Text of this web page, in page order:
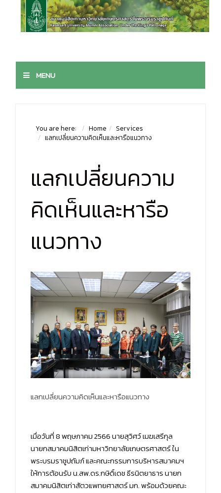
MENU
You are here: Home
Services
แลกเปลี่ยนความคิดเห็นและหารือแนวทาง
แลกเปลี่ยนความ
คิดเห็นและหารือ
แนวทาง
แลกเปลี่ยนความคิดเห็นและหารือแนวทาง
เมื่อวันที่ 8 พฤษภาคม 2566 นายสุวิศว์ เมฆเสรีกุล
นายกสมาคมนิสิตเก่ามหาวิทยาลัยเกษตรศาสตร์ ใน
พระบรมราชูปถัมภ์ และคณะกรรมการบริหารสมาคมฯ
ให้การต้อนรับ น.สพ.ดร.กษิดิ์เดช ธีรนิตยาธาร นายก
สมาคมนิสิตเก่าสัตวแพทยศาสตร์ มก. พร้อมด้วยคณะ